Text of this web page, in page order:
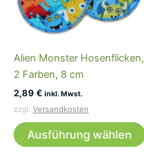
Alien Monster Hosenflicken,
2 Farben, 8 cm
2,89 € inkl. Mwst.
zzgl. Versandkosten
Ausführung wählen